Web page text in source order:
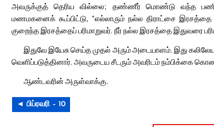
அவருக்குத் தெரிய வில்லை; தண்ணீர் மொண்டு வந்த
மணமகனைக் கூப்பிட்டு, “எல்லாரும் நல்ல திராட்சை இரசத்தை
குறைந்த இரசத்தைப் பரிமாறுவர். நீர் நல்ல இரசத்தை இதுவரை
இதுவே இயேசு செய்த முதல் அரும் அடையாளம். இது
வெளிப்படுத்தினார். அவருடைய சீடரும் அவரிடம் நம்பிக்கை
ஆண்டவரின் அருள்வாக்கு.
◄ பிப்ரவரி – 10